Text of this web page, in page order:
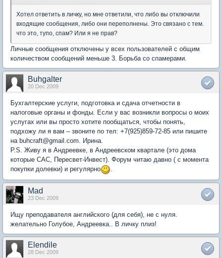
Хотел ответить в личку, но мне ответили, что либо вы отключили
входящие сообщения, либо они переполнены. Это связано с тем.
что это, тупо, спам? Или я не прав?
Личные сообщения отключены у всех пользователей с общим
количеством сообщений меньше 3. Борьба со спамерами.
Buhgalter
20 Dec 2009
Бухгалтерские услуги, подготовка и сдача отчетности в
налоговые органы и фонды. Если у вас возникли вопросы о моих
услугах или вы просто хотите пообщаться, чтобы понять,
подхожу ли я вам – звоните по тел: +7(925)859-72-85 или пишите
на buhcraft@gmail.com. Ирина.
P.S. Живу я в Андреевке, в Андреевском квартале (это дома
которые САС, Пересвет-Инвест). Форум читаю давно ( с момента
покупки долевки) и регулярно
.
Mad
23 Dec 2009
Ищу преподавателя английского (для себя), не с нуля.
желательно Голубое, Андреевка.. В личку плиз!
Elendile
28 Dec 2009